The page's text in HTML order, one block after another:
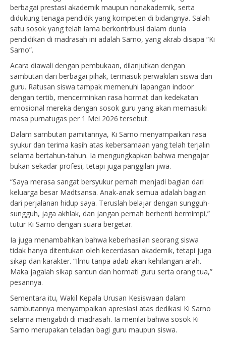
berbagai prestasi akademik maupun nonakademik, serta
didukung tenaga pendidik yang kompeten di bidangnya. Salah
satu sosok yang telah lama berkontribusi dalam dunia
pendidikan di madrasah ini adalah Sarno, yang akrab disapa “Ki
Sarno”.
Acara diawali dengan pembukaan, dilanjutkan dengan
sambutan dari berbagai pihak, termasuk perwakilan siswa dan
guru. Ratusan siswa tampak memenuhi lapangan indoor
dengan tertib, mencerminkan rasa hormat dan kedekatan
emosional mereka dengan sosok guru yang akan memasuki
masa purnatugas per 1 Mei 2026 tersebut.
Dalam sambutan pamitannya, Ki Sarno menyampaikan rasa
syukur dan terima kasih atas kebersamaan yang telah terjalin
selama bertahun-tahun. Ia mengungkapkan bahwa mengajar
bukan sekadar profesi, tetapi juga panggilan jiwa.
“Saya merasa sangat bersyukur pernah menjadi bagian dari
keluarga besar Madtsansa. Anak-anak semua adalah bagian
dari perjalanan hidup saya. Teruslah belajar dengan sungguh-
sungguh, jaga akhlak, dan jangan pernah berhenti bermimpi,”
tutur Ki Sarno dengan suara bergetar.
Ia juga menambahkan bahwa keberhasilan seorang siswa
tidak hanya ditentukan oleh kecerdasan akademik, tetapi juga
sikap dan karakter. “Ilmu tanpa adab akan kehilangan arah.
Maka jagalah sikap santun dan hormati guru serta orang tua,”
pesannya.
Sementara itu, Wakil Kepala Urusan Kesiswaan dalam
sambutannya menyampaikan apresiasi atas dedikasi Ki Sarno
selama mengabdi di madrasah. Ia menilai bahwa sosok Ki
Sarno merupakan teladan bagi guru maupun siswa.